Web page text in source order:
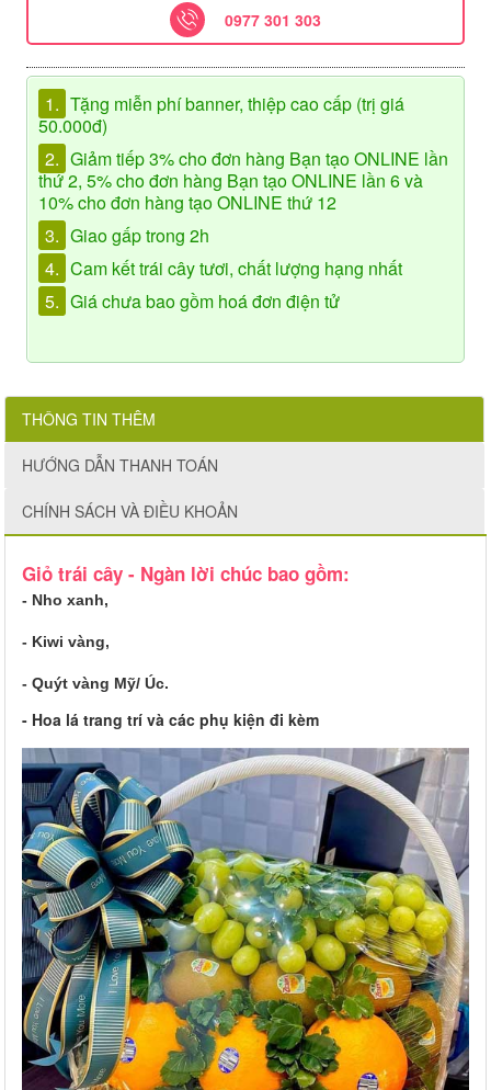
0977 301 303
1. Tặng miễn phí banner, thiệp cao cấp (trị giá
50.000đ)
2. Giảm tiếp 3% cho đơn hàng Bạn tạo ONLINE lần
thứ 2, 5% cho đơn hàng Bạn tạo ONLINE lần 6 và
10% cho đơn hàng tạo ONLINE thứ 12
3. Giao gấp trong 2h
4. Cam kết trái cây tươi, chất lượng hạng nhất
5. Giá chưa bao gồm hoá đơn điện tử
THÔNG TIN THÊM
HƯỚNG DẪN THANH TOÁN
CHÍNH SÁCH VÀ ĐIỀU KHOẢN
Giỏ trái cây - Ngàn lời chúc bao gồm:
- Nho xanh,
- Kiwi vàng,
- Quýt vàng Mỹ/ Úc.
- Hoa lá trang trí và các phụ kiện đi kèm